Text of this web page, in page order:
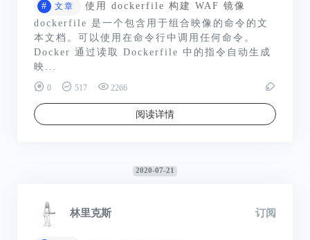
# 文章
使用 dockerfile 构建 WAF 镜像
dockerfile 是一个包含用于组合映像的命令的文
本文档。可以使用在命令行中调用任何命令。
Docker 通过读取 Dockerfile 中的指令自动生成
映...
0 517 2266
阅读详情
2020-07-21
林里克斯 订阅